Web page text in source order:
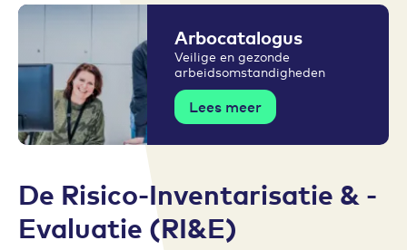
Arbocatalogus
Veilige en gezonde
arbeidsomstandigheden
Lees meer
De Risico-Inventarisatie & -
Evaluatie (RI&E)